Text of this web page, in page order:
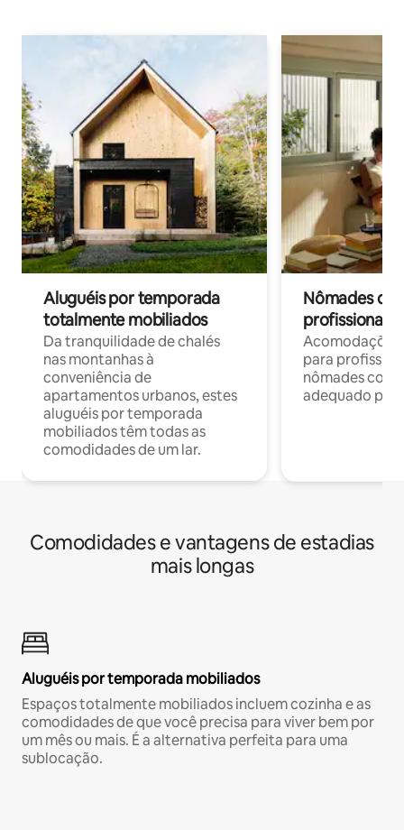
Aluguéis por temporada
totalmente mobiliados
Da tranquilidade de chalés
nas montanhas à
conveniência de
apartamentos urbanos, estes
aluguéis por temporada
mobiliados têm todas as
comodidades de um lar.
Nômades
profissionais
para
nômades com
adequado
Comodidades e vantagens de estadias
mais longas
Aluguéis por temporada mobiliados
Espaços totalmente mobiliados incluem cozinha e as
comodidades de que você precisa para viver bem por
um mês ou mais. É a alternativa perfeita para uma
sublocação.